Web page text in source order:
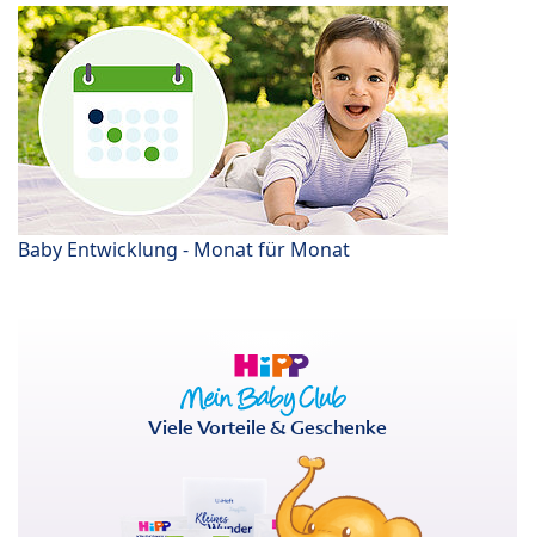
Baby Entwicklung - Monat für Monat
Viele Vorteile & Geschenke